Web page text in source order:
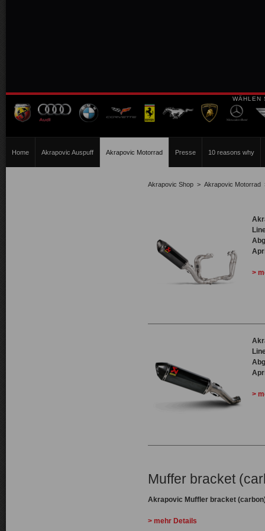
WÄHLEN
Home Akrapovic Auspuff Akrapovic Motorrad Presse 10 reasons why
Akrapovic Shop > Akrapovic Motorrad
>
>
Muffer bracket
Akrapovic Muffler bracket
> mehr Details